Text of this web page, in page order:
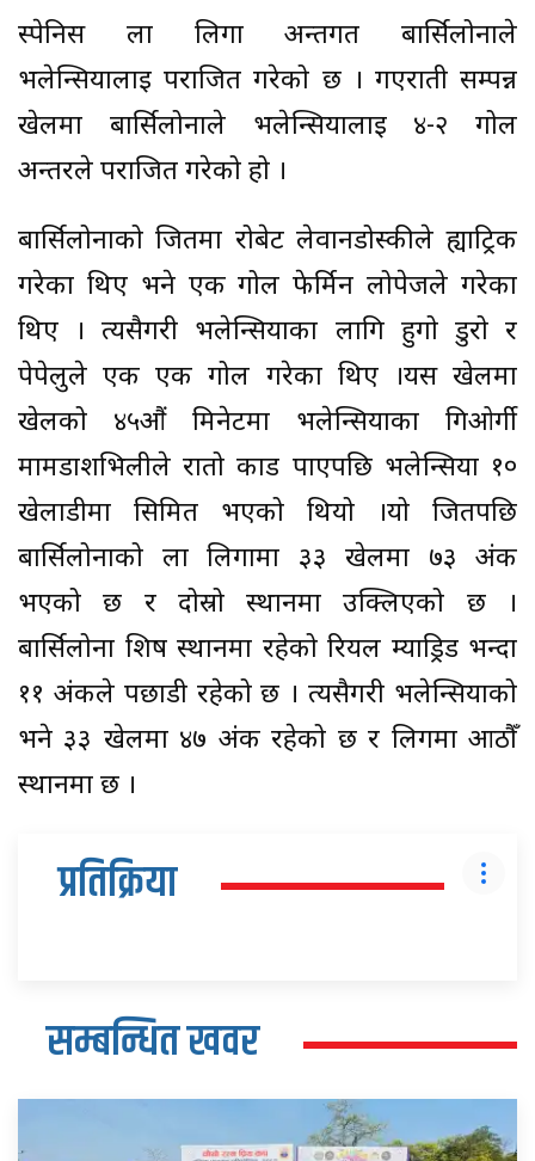
स्पेनिस ला लिगा अन्तर्गत बार्सिलोनाले
भलेन्सियालाई पराजित गरेको छ । गएराती सम्पन्न
खेलमा बार्सिलोनाले भलेन्सियालाई ४-२ गोल
अन्तरले पराजित गरेको हो ।
बार्सिलोनाको जितमा रोबेर्ट लेवानडोस्कीले ह्याट्रिक
गरेका थिए भने एक गोल फेर्मिन लोपेजले गरेका
थिए । त्यसैगरी भलेन्सियाका लागि हुगो डुरो र
पेपेलुले एक एक गोल गरेका थिए ।यस खेलमा
खेलको ४५औं मिनेटमा भलेन्सियाका गिओर्गी
मामर्डाशभिलीले रातो कार्ड पाएपछि भलेन्सिया १०
खेलाडीमा सिमित भएको थियो ।यो जितपछि
बार्सिलोनाको ला लिगामा ३३ खेलमा ७३ अंक
भएको छ र दोस्रो स्थानमा उक्लिएको छ ।
बार्सिलोना शिर्ष स्थानमा रहेको रियल म्याड्रिड भन्दा
११ अंकले पछाडी रहेको छ । त्यसैगरी भलेन्सियाको
भने ३३ खेलमा ४७ अंक रहेको छ र लिगमा आठौँ
स्थानमा छ ।
प्रतिक्रिया
सम्बन्धित खवर